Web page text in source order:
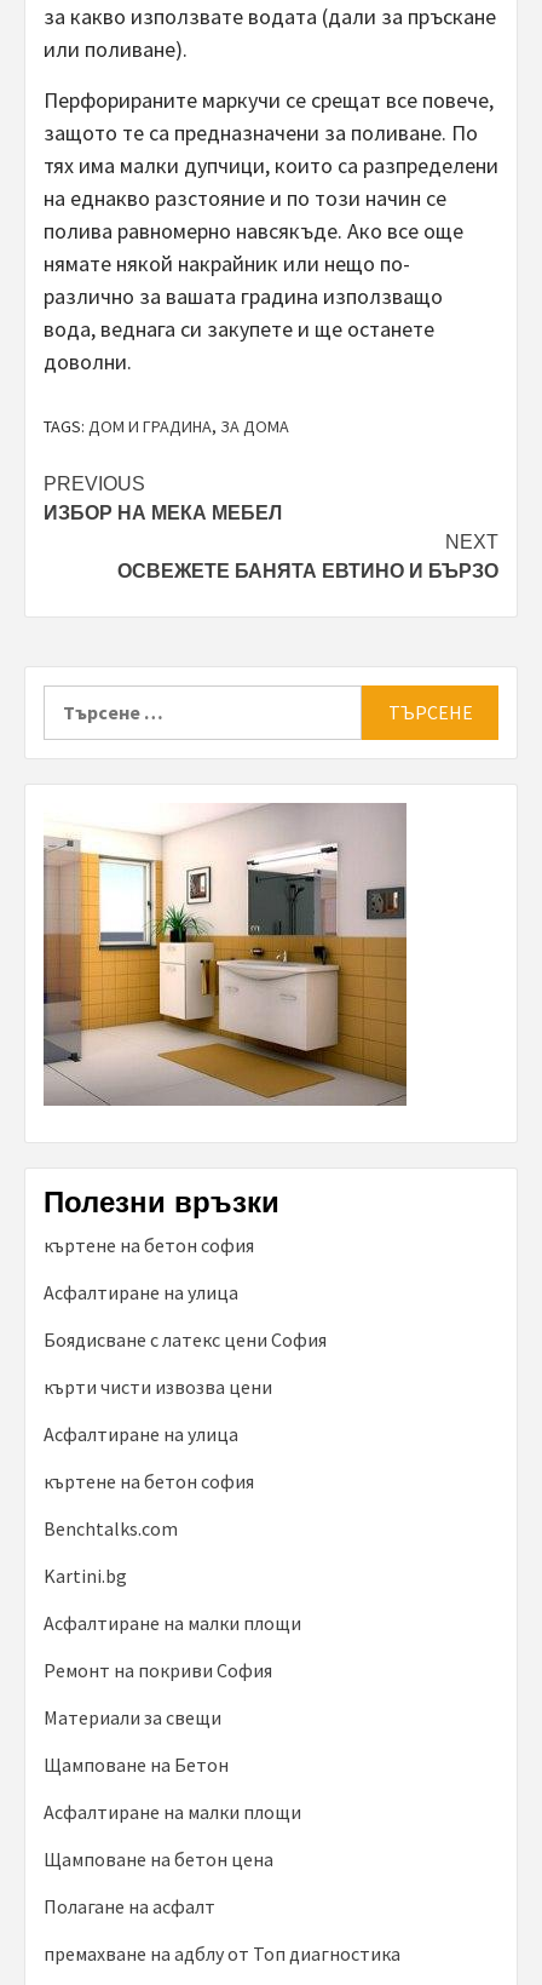
за какво използвате водата (дали за пръскане
или поливане).
Перфорираните маркучи се срещат все повече,
защото те са предназначени за поливане. По
тях има малки дупчици, които са разпределени
на еднакво разстояние и по този начин се
полива равномерно навсякъде. Ако все още
нямате някой накрайник или нещо по-
различно за вашата градина използващо
вода, веднага си закупете и ще останете
доволни.
TAGS: ДОМ И ГРАДИНА, ЗА ДОМА
Post
navigation
PREVIOUS
ИЗБОР НА МЕКА МЕБЕЛ
NEXT
ОСВЕЖЕТЕ БАНЯТА ЕВТИНО И БЪРЗО
Полезни връзки
къртене на бетон софия
Асфалтиране на улица
Боядисване с латекс цени София
кърти чисти извозва цени
Асфалтиране на улица
къртене на бетон софия
Benchtalks.com
Kartini.bg
Асфалтиране на малки площи
Ремонт на покриви София
Материали за свещи
Щамповане на Бетон
Асфалтиране на малки площи
Щамповане на бетон цена
Полагане на асфалт
премахване на адблу от Топ диагностика